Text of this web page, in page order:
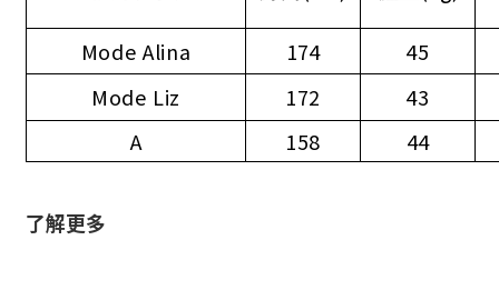
Mode Alina 174
45
Mode Liz
172
43
A
158 44
了解更多